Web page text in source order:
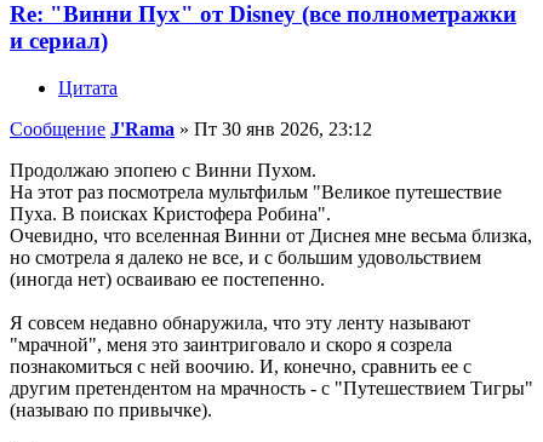
Re: "Винни Пух" от Disney (все полнометражки
и сериал)
Цитата
Сообщение J'Rama » Пт 30 янв 2026, 23:12
Продолжаю эпопею с Винни Пухом.
На этот раз посмотрела мультфильм "Великое путешествие
Пуха. В поисках Кристофера Робина".
Очевидно, что вселенная Винни от Диснея мне весьма близка,
но смотрела я далеко не все, и с большим удовольствием
(иногда нет) осваиваю ее постепенно.
Я совсем недавно обнаружила, что эту ленту называют
"мрачной", меня это заинтриговало и скоро я созрела
познакомиться с ней воочию. И, конечно, сравнить ее с
другим претендентом на мрачность - с "Путешествием Тигры"
(называю по привычке).